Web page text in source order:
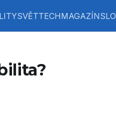
SVĚTTECHMAGAZÍN